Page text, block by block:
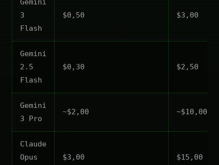
Gemini
3
Flash
$0,50 $3,00
Gemini
2.5
Flash
$0,30 $2,50
Gemini
3 Pro
~$2,00 ~$10,00
Claude
Opus
$3,00 $15,00